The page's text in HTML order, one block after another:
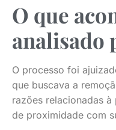
O que
analisado
O processo foi
que buscava a
razões relacionadas
de proximidade com